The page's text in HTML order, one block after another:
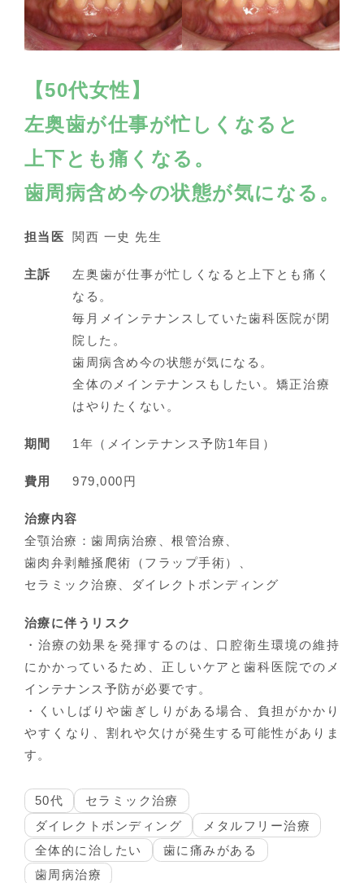
【50代女性】
左奥歯が仕事が忙しくなると
上下とも痛くなる。
歯周病含め今の状態が気になる。
担当医 関西 一史 先生
主訴
左奥歯が仕事が忙しくなると上下とも痛く
なる。
毎月メインテナンスしていた歯科医院が閉
院した。
歯周病含め今の状態が気になる。
全体のメインテナンスもしたい。矯正治療
はやりたくない。
期間 1年（メインテナンス予防1年目）
費用 979,000円
治療内容
全顎治療：歯周病治療、根管治療、
歯肉弁剥離掻爬術（フラップ手術）、
セラミック治療、ダイレクトボンディング
治療に伴うリスク
・治療の効果を発揮するのは、口腔衛生環境の維持
にかかっているため、正しいケアと歯科医院でのメ
インテナンス予防が必要です。
・くいしばりや歯ぎしりがある場合、負担がかかり
やすくなり、割れや欠けが発生する可能性がありま
す。
50代
セラミック治療
ダイレクトボンディング
メタルフリー治療
全体的に治したい
歯に痛みがある
歯周病治療